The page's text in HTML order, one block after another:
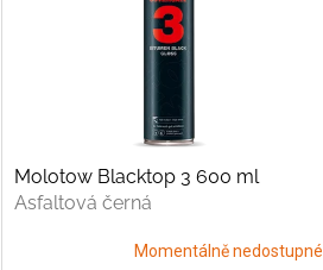
Molotow Blacktop 3 600 ml
Asfaltová černá
Momentálně nedostupné